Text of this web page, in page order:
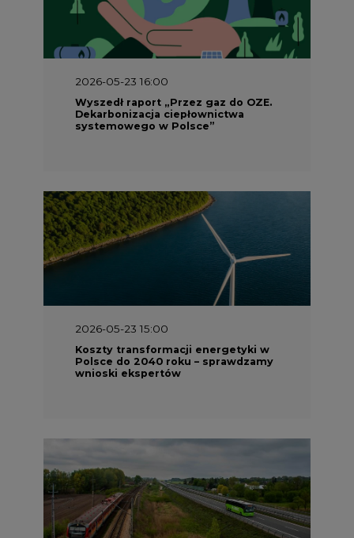
2026-05-23 16:00
Wyszedł raport „Przez gaz do OZE.
systemowego w Polsce”
2026-05-23 15:00
Koszty transformacji energetyki w
wnioski ekspertów